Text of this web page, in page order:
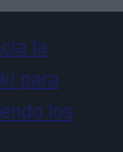
la
para
los